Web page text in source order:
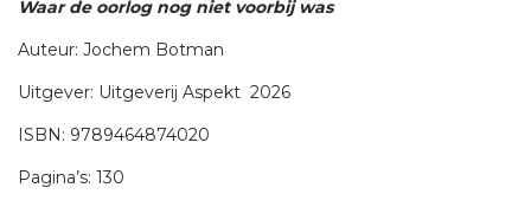
Waar de oorlog nog niet voorbij was
Auteur: Jochem Botman
Uitgever: Uitgeverij Aspekt 2026
ISBN: 9789464874020
Pagina’s: 130